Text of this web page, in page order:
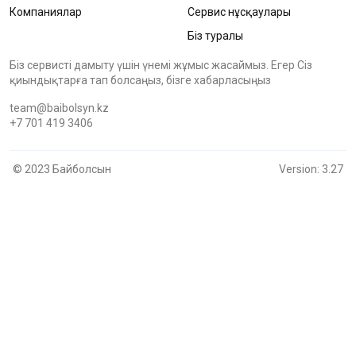
Компаниялар
Сервис нұсқаулары
Біз туралы
Біз сервисті дамыту үшін үнемі жұмыс жасаймыз. Егер Сіз
қиындықтарға тап болсаңыз, бізге хабарласыңыз
team@baibolsyn.kz
+7 701 419 3406
© 2023 Байболсын Version: 3.27